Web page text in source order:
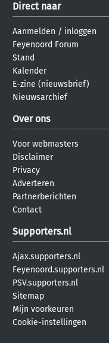
Direct naar
Aanmelden / inloggen
Feyenoord Forum
Stand
Kalender
E-zine (nieuwsbrief)
Nieuwsarchief
Over ons
Voor webmasters
Disclaimer
Privacy
Adverteren
Partnerberichten
Contact
Supporters.nl
Ajax.supporters.nl
Feyenoord.supporters.nl
PSV.supporters.nl
Sitemap
Mijn voorkeuren
Cookie-instellingen